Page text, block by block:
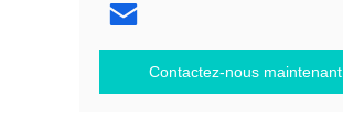
Contactez-nous maintenant